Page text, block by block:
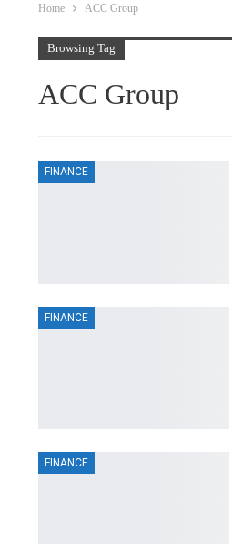
LIFESTYLE
Home ACC Group
Browsing Tag
ACC Group
FINANCE
FINANCE
FINANCE